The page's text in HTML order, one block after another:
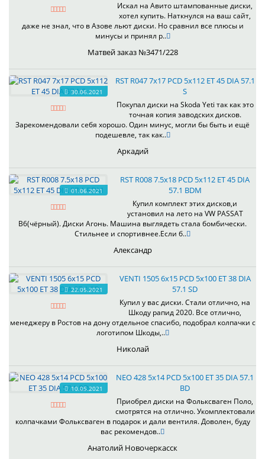
Искал на Авито штампованные диски,
хотел купить. Наткнулся на ваш сайт,
даже не знал, что в Азове льют диски. Но сравнил все плюсы и
минусы и принял р..
Матвей заказ №3471/228
30.06.2021
RST R047 7x17 PCD 5x112 ET 45 DIA 57.1
S
Покупал диски на Skoda Yeti так как это
точная копия заводских дисков.
Зарекомендовали себя хорошо. Один минус, могли бы быть и ещё
подешевле, так как..
Аркадий
01.06.2021
RST R008 7.5x18 PCD 5x112 ET 45 DIA
57.1 BDM
Купил комплект этих дисков,и
установил на лето на VW PASSAT
B6(чёрный). Диски Агонь. Машина выглядеть стала бомбически.
Стильнее и спортивнее.Если б..
Александр
22.05.2021
VENTI 1505 6x15 PCD 5x100 ET 38 DIA
57.1 SD
Купил у вас диски. Стали отлично, на
Шкоду рапид 2020. Все отлично,
менеджеру в Ростов на дону отдельное спасибо, подобрал колпачки с
логотипом Шкоды,..
Николай
10.05.2021
NEO 428 5x14 PCD 5x100 ET 35 DIA 57.1
BD
Приобрел диски на Фольксваген Поло,
смотрятся на отлично. Укомплектовали
колпачками Фольксваген в подарок и дали вентиля. Доволен, буду
вас рекомендов..
Анатолий Новочеркасск